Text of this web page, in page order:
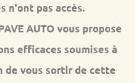
n'ont pas accès.
AUTO vous propose
efficaces soumises à
de vous sortir de cette